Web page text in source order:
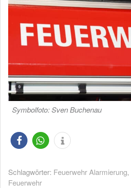
Symbolfoto: Sven Buchenau
Schlagwörter: Feuerwehr Alarmierung,
Feuerwehr